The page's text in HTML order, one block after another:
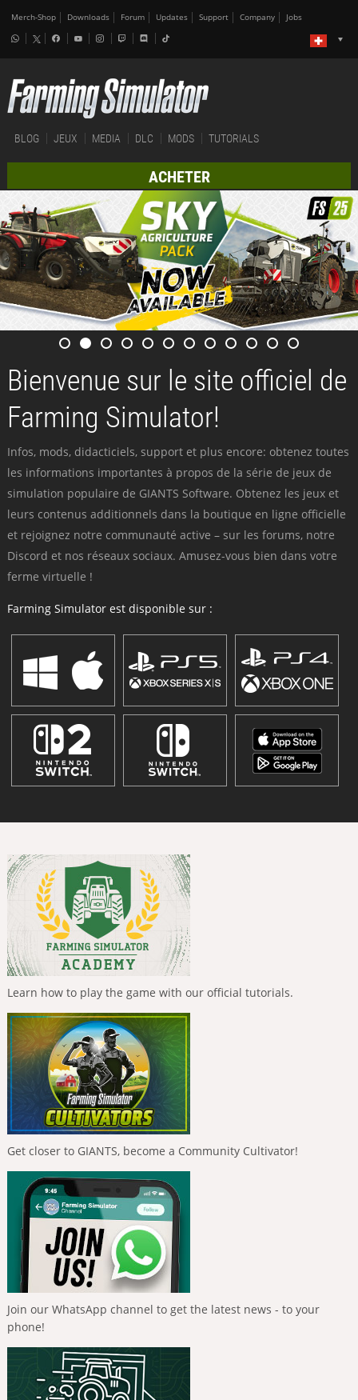
Merch-Shop Downloads Forum Updates Support Company Jobs
BLOG JEUX MEDIA DLC MODS TUTORIALS
ACHETER
Bienvenue sur le site officiel de
Farming Simulator!
Infos, mods, didacticiels, support et plus encore: obtenez toutes
les informations importantes à propos de la série de jeux de
simulation populaire de GIANTS Software. Obtenez les jeux et
leurs contenus additionnels dans la boutique en ligne officielle
et rejoignez notre communauté active – sur les forums, notre
Discord et nos réseaux sociaux. Amusez-vous bien dans votre
ferme virtuelle !
Farming Simulator est disponible sur :
Learn how to play the game with our official tutorials.
Get closer to GIANTS, become a Community Cultivator!
Join our WhatsApp channel to get the latest news - to your
phone!